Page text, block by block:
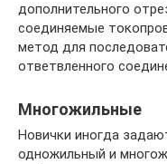
дополнительного
соединяемые
метод для
ответвленного
Многожильные
Новички иногда
одножильный и